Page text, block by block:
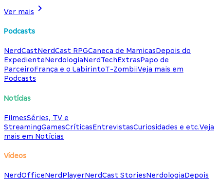
Ver mais
Podcasts
NerdCastNerdCast RPGCaneca de MamicasDepois do
ExpedienteNerdologiaNerdTechExtrasPapo de
ParceiroFrança e o LabirintoT-ZombiiVeja mais em
Podcasts
Notícias
FilmesSéries, TV e
StreamingGamesCríticasEntrevistasCuriosidades e etc.Veja
mais em Notícias
Vídeos
NerdOfficeNerdPlayerNerdCast StoriesNerdologiaDepois